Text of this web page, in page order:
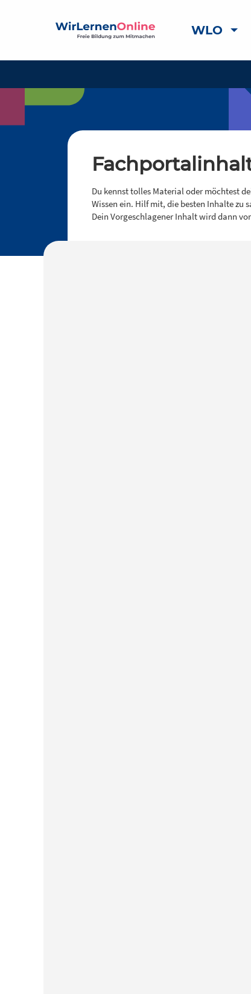
WLO
Du kennst tolles Material oder möchtest
Wissen ein. Hilf mit, die besten Inhalte zu
Dein Vorgeschlagener Inhalt wird dann